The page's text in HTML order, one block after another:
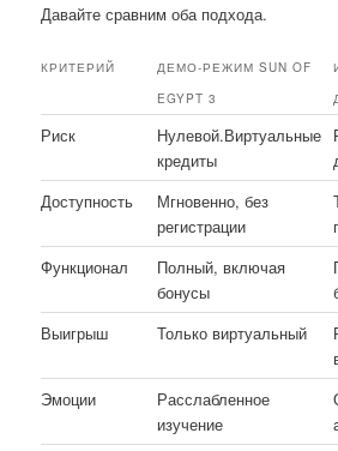
Давайте сравним оба подхода.
КРИТЕРИЙ
ДЕМО-РЕЖИМ SUN OF
EGYPT 3
Риск
Нулевой.Виртуальные
кредиты
Доступность
Мгновенно, без
регистрации
Функционал
Полный, включая
бонусы
Выигрыш
Только виртуальный
Эмоции
Расслабленное
изучение